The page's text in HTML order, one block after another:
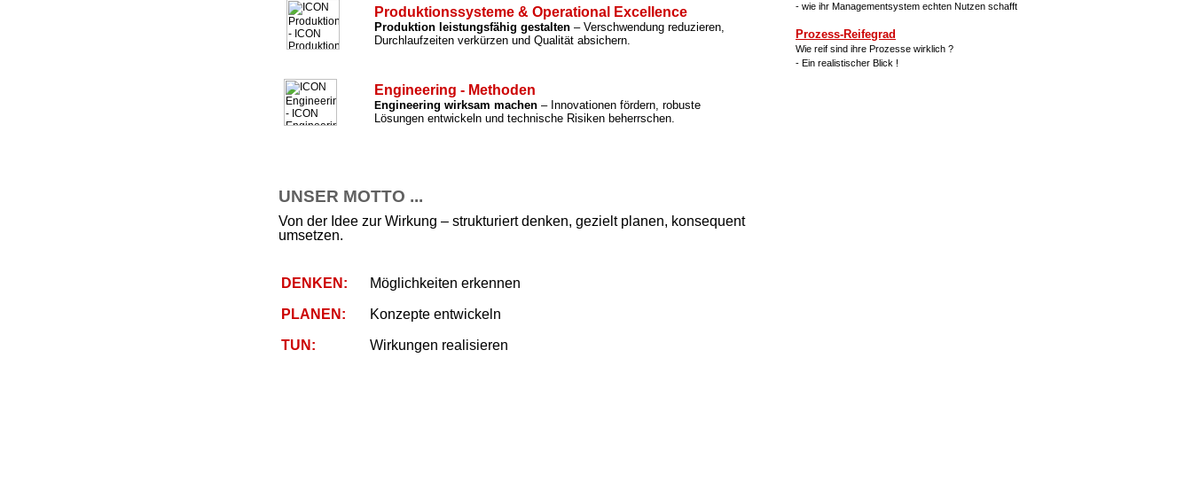
Produktionssysteme & Operational Excellence
Produktion leistungsfähig gestalten – Verschwendung reduzieren,
Durchlaufzeiten verkürzen und Qualität absichern.
Engineering - Methoden
Engineering wirksam machen – Innovationen fördern, robuste
Lösungen entwickeln und technische Risiken beherrschen.
UNSER MOTTO ...
Von der Idee zur Wirkung – strukturiert denken, gezielt planen, konsequent
umsetzen.
DENKEN: Möglichkeiten erkennen
PLANEN: Konzepte entwickeln
TUN: Wirkungen realisieren
- wie ihr Managementsystem echten Nutzen schafft
Prozess-Reifegrad
Wie reif sind ihre Prozesse wirklich ?
- Ein realistischer Blick !